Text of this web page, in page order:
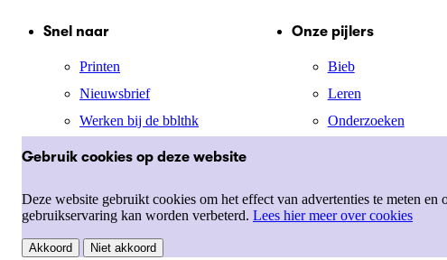
Gebruik cookies op deze website
Deze website gebruikt cookies om het effect van advertenties te meten en
gebruikservaring kan worden verbeterd. Lees hier meer over cookies
Akkoord Niet akkoord
Snel naar
Printen
Nieuwsbrief
Werken bij de bblthk
Mijn menu
Onze pijlers
Bieb
Leren
Onderzoeken
DisclaimerVoorwaarden